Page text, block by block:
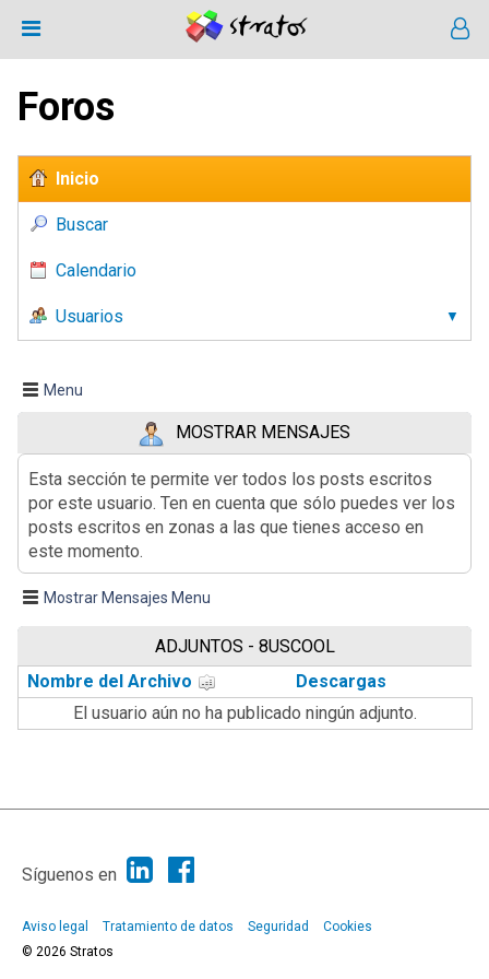
Foros
Inicio
Buscar
Calendario
Usuarios
Menu
MOSTRAR MENSAJES
Esta sección te permite ver todos los posts escritos
por este usuario. Ten en cuenta que sólo puedes ver los
posts escritos en zonas a las que tienes acceso en
este momento.
Mostrar Mensajes Menu
ADJUNTOS - 8USCOOL
Nombre del Archivo
Descargas
El usuario aún no ha publicado ningún adjunto.
|
Síguenos en
Aviso legal Tratamiento de datos Seguridad
Cookies
© 2026 Stratos